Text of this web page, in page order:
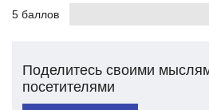
5 баллов
Поделитесь своими
посетителями